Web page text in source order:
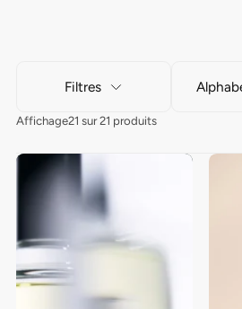
Filtres
Affichage21 sur 21 produits